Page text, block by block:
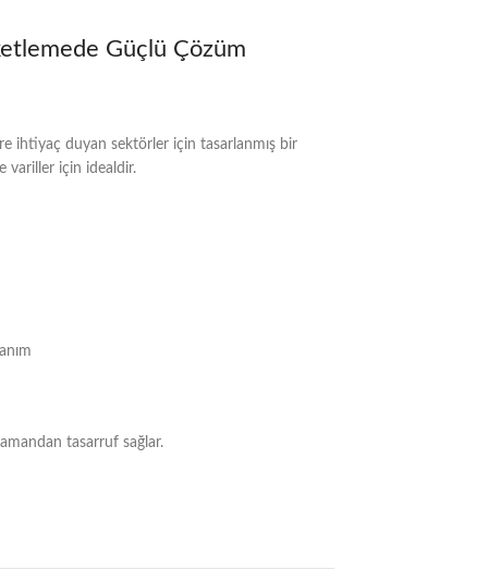
Güçlü Çözüm
ihtiyaç duyan sektörler için tasarlanmış bir
variller için idealdir.
tasarruf sağlar.